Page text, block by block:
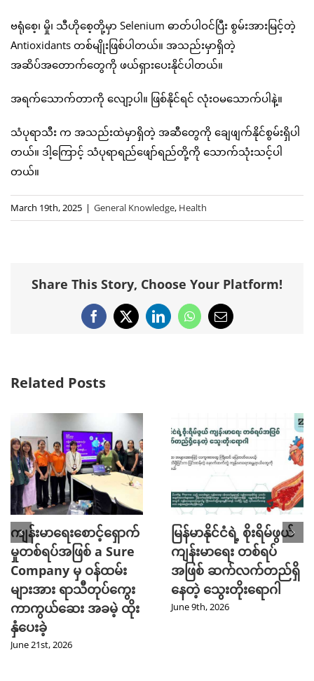
ဗရုံစေ့၊ မှို၊ သီဟိုစေ့တို့မှာ Selenium ဓာတ်ပါဝင်ပြီး စွမ်းအားမြင့်တဲ့
Antioxidants တစ်မျိုးဖြစ်ပါတယ်။ အသည်းမှာရှိတဲ့
အဆိပ်အတောက်တွေကို ဖယ်ရှားပေးနိုင်ပါတယ်။
အရက်သောက်တာကို လျော့ပါ။ ဖြစ်နိုင်ရင် လုံးဝမသောက်ပါနဲ့။
သံပုရာသီး က အသည်းထဲမှာရှိတဲ့ အဆီတွေကို ချေဖျက်နိုင်စွမ်းရှိပါ
တယ်။ ဒါ့ကြောင့် သံပုရာရည်ဖျော်ရည်တို့ကို သောက်သုံးသင့်ပါ
တယ်။
March 19th, 2025 | General Knowledge, Health
Share This Story, Choose Your Platform!
Facebook
X LinkedInWhatsApp
Email
Related Posts
ကျန်းမာရေးစောင့်ရှောက်
မှုတစ်ရပ်အဖြစ် a Sure
Company မှ ဝန်ထမ်း
များအား ရာသီတုပ်ကွေး
ကာကွယ်ဆေး အခမဲ့ ထိုး
နှံပေးခဲ့
June 21st, 2026
မြန်မာနိုင်ငံရဲ့ စိုးရိမ်ဖွယ်
ကျန်းမာရေး တစ်ရပ်
အဖြစ် ဆက်လက်တည်ရှိ
နေတဲ့ သွေးတိုးရောဂါ
June 9th, 2026